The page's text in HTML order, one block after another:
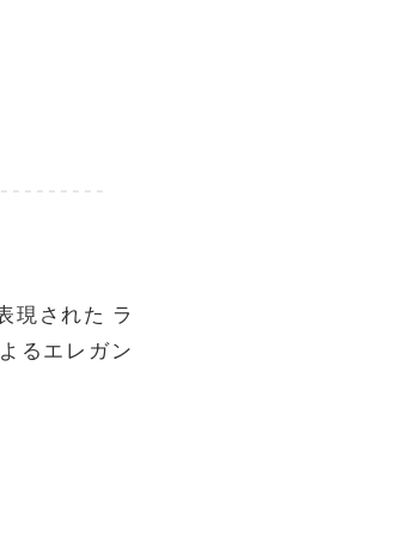
現された ラ
るエレガン